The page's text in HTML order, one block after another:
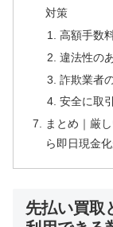
対策
高額手数
違法性の
詐欺業者
安全に取
まとめ｜厳
ら即日現金
先払い買取